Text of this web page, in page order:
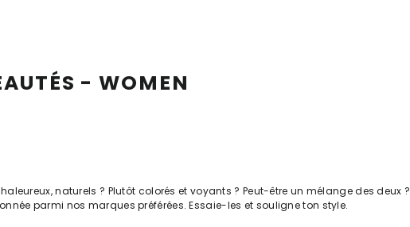
- WOMEN
naturels ? Plutôt colorés et voyants ? Peut-être un mélange des deux ?
parmi nos marques préférées. Essaie-les et souligne ton style.